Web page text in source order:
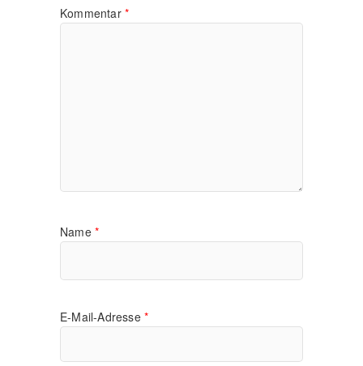
Kommentar *
Name *
E-Mail-Adresse *